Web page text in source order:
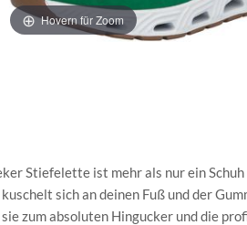
Hovern für Zoom
Stiefelette ist mehr als nur ein
sich an deinen Fuß und der
zum absoluten Hingucker und die